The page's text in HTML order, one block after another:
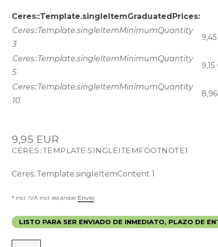
Ceres::Template.singleItemGraduatedPrices:
Ceres::Template.singleItemMinimumQuantity
3
Ceres::Template.singleItemMinimumQuantity
5
Ceres::Template.singleItemMinimumQuantity
10
9,95 EUR
CERES::TEMPLATE.SINGLEITEMFOOTNOTE1
Ceres::Template.singleItemContent 1
* incl. IVA incl. estándar Envío
LISTO PARA SER ENVIADO DE INMEDIATO, PLAZO DE